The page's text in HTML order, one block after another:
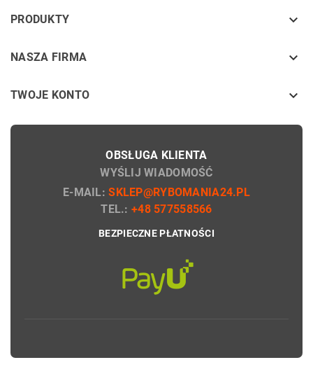
PRODUKTY keyboard_arrow_down
NASZA FIRMA keyboard_arrow_down
TWOJE KONTO 
OBSŁUGA KLIENTA
WYŚLIJ WIADOMOŚĆ
E-MAIL:SKLEP@RYBOMANIA24.PL
TEL.:+48 577558566
BEZPIECZNE PŁATNOŚCI